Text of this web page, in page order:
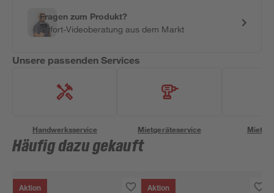
Fragen zum Produkt?
Sofort-Videoberatung aus dem Markt
Unsere passenden Services
Handwerksservice Mietgeräteservice
Häufig dazu gekauft
Aktion Aktion